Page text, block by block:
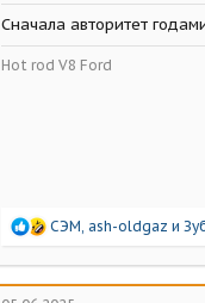
Сначала авторитет
Hot rod V8 Ford
Р
а
к
СЭМ ash-oldgaz и